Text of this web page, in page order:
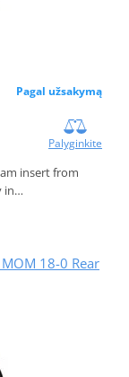
Pagal užsakymą
Palyginkite
insert from
in…
18-0 Rear